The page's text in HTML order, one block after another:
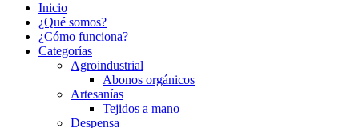
Inicio
¿Qué somos?
¿Cómo funciona?
Categorías
Agroindustrial
Abonos orgánicos
Artesanías
Tejidos a mano
Despensa